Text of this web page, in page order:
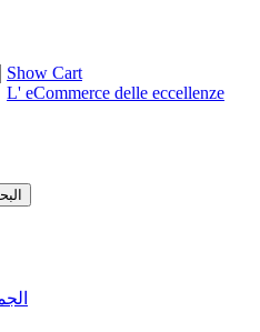
Show Cart
L' eCommerce delle eccellenze